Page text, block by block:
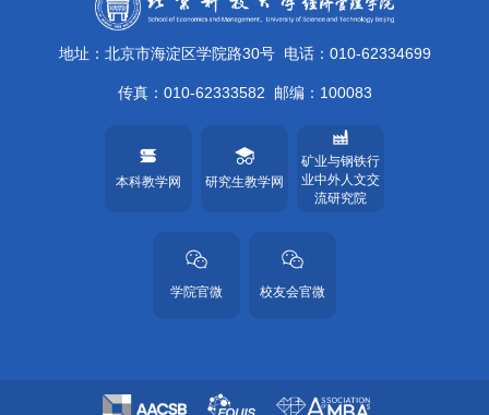
地址：北京市海淀区学院路30号 电话：010-62334699
传真：010-62333582 邮编：100083
本科教学网 研究生教学网
矿业与钢铁行
业中外人文交
流研究院
学院官微 校友会官微